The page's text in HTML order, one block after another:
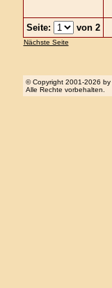
Seite: von 2
Nächste Seite
© Copyright 2001-2026 by
Alle Rechte vorbehalten.